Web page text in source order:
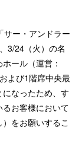
サー・アンドラー
3/24（火）の名
ール（運営：
よび1階席中央最
なったため、す
お客様において
をお願いするこ